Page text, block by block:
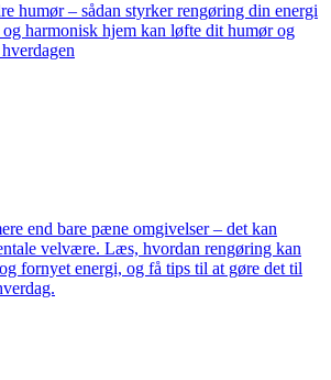
humør – sådan styrker rengøring din energi
harmonisk hjem kan løfte dit humør og
end bare pæne omgivelser – det kan
velvære. Læs, hvordan rengøring kan
fornyet energi, og få tips til at gøre det til